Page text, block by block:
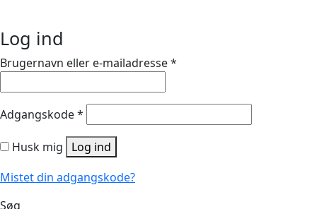
Log ind
Brugernavn eller e-mailadresse*
Adgangskode*
Husk mig
Log ind
Mistet din adgangskode?
Søg